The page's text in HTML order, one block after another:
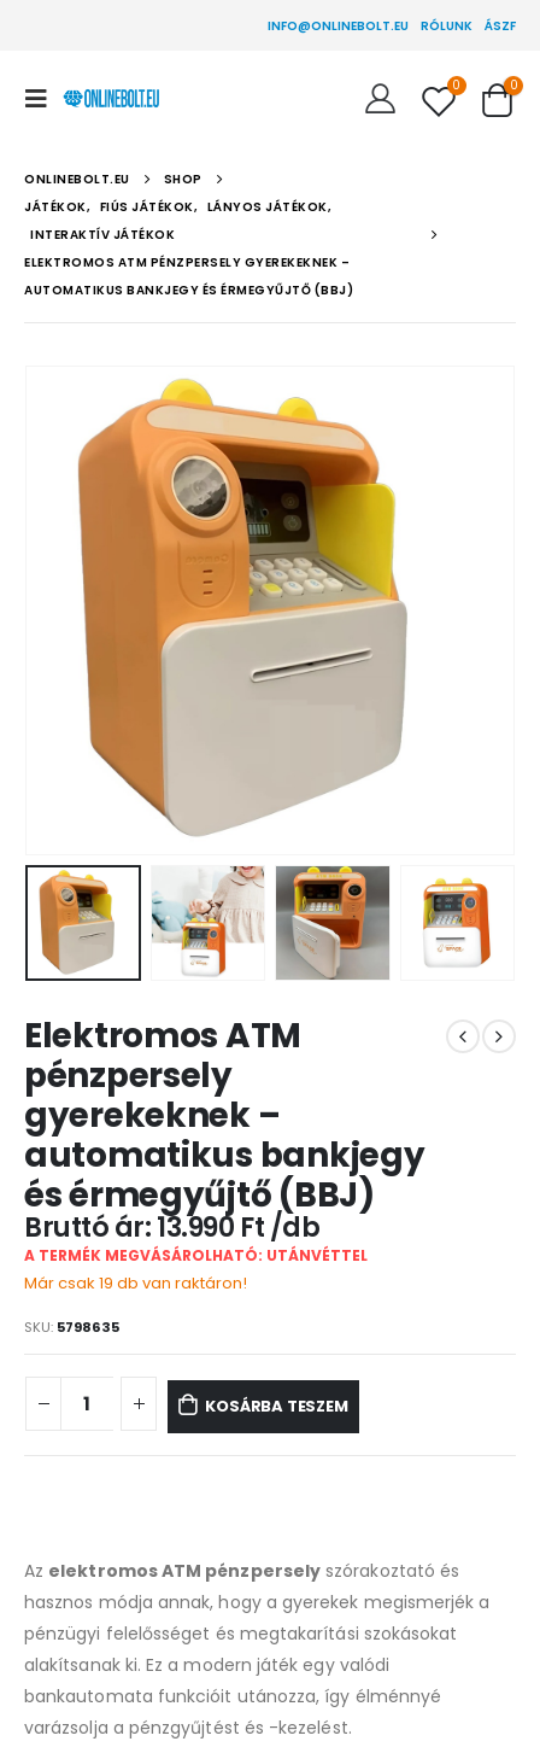
INFO@ONLINEBOLT.EU RÓLUNK ÁSZF
0 0
ONLINEBOLT.EU
SHOP
JÁTÉKOK, FIÚS JÁTÉKOK, LÁNYOS JÁTÉKOK,
INTERAKTÍV JÁTÉKOK
ELEKTROMOS ATM PÉNZPERSELY GYEREKEKNEK –
AUTOMATIKUS BANKJEGY ÉS ÉRMEGYŰJTŐ (BBJ)
Elektromos ATM
pénzpersely
gyerekeknek –
automatikus bankjegy
és érmegyűjtő (BBJ)
13.990 Ft
A TERMÉK MEGVÁSÁROLHATÓ: UTÁNVÉTTEL
Már csak 19 db van raktáron!
SKU: 5798635
KOSÁRBA TESZEM
Az elektromos ATM pénzpersely szórakoztató és
hasznos módja annak, hogy a gyerekek megismerjék a
pénzügyi felelősséget és megtakarítási szokásokat
alakítsanak ki. Ez a modern játék egy valódi
bankautomata funkcióit utánozza, így élménnyé
varázsolja a pénzgyűjtést és -kezelést.